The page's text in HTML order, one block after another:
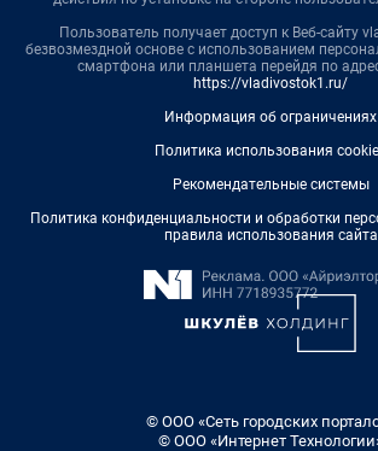
Пользователь получает доступ к Веб-сайту
безвозмездной основе с использованием
смартфона или планшета перейдя по
https://vladivostok1.ru/
Информация об ограничениях
Политика использования
Рекомендательные системы
Политика конфиденциальности и обработки
правила использования сайта
© ООО «Сеть городских
© ООО «Интернет